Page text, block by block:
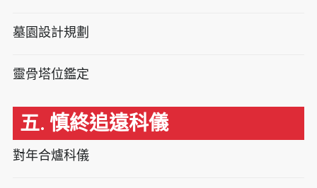
墓園設計規劃
靈骨塔位鑑定
五. 慎終追遠科儀
對年合爐科儀